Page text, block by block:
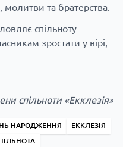
та братерства.
спільноту
зростати у вірі,
спільноти «Екклезія»
НАРОДЖЕННЯ
ЕККЛЕЗІЯ